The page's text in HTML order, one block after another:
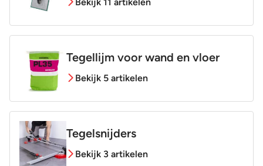
Tegellijm voor wand en vloer
Bekijk 5 artikelen
Tegelsnijders
Bekijk 3 artikelen